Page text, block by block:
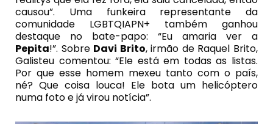
causou”. Uma funkeira representante da
comunidade LGBTQIAPN+ também ganhou
destaque no bate-papo: “Eu amaria ver a
Pepita!”. Sobre Davi Brito, irmão de Raquel Brito,
Galisteu comentou: “Ele está em todas as listas.
Por que esse homem mexeu tanto com o país,
né? Que coisa louca! Ele bota um helicóptero
numa foto e já virou notícia”.